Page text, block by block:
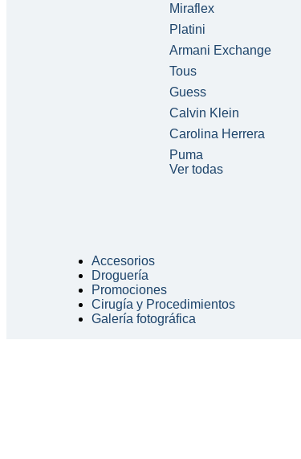
Miraflex
Platini
Armani Exchange
Tous
Guess
Calvin Klein
Carolina Herrera
Puma
Ver todas
Accesorios
Droguería
Promociones
Cirugía y Procedimientos
Galería fotográfica